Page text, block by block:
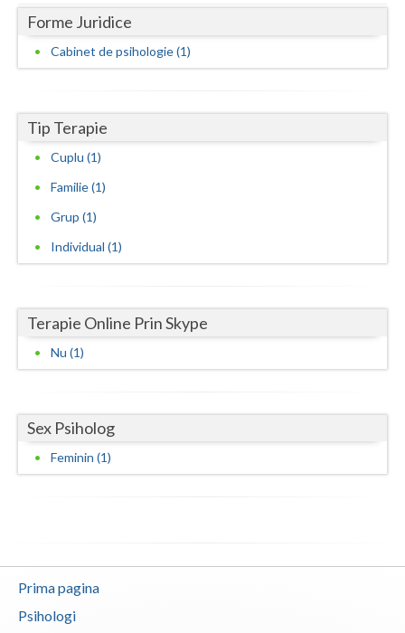
Harghita
Hunedoara
Iasi
Maramures
Mehedinti
Neamt
Salaj
Satu-Mare
Timis
Forme Juridice
Cabinet de psihologie (1)
Tip Terapie
Cuplu (1)
Familie (1)
Grup (1)
Individual (1)
Terapie Online Prin Skype
Nu (1)
Sex Psiholog
Feminin (1)
Prima pagina
Psihologi